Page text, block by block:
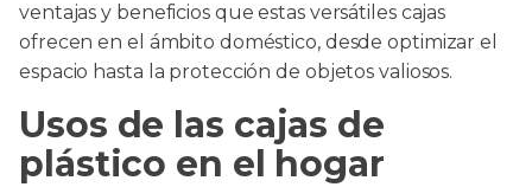
ventajas y beneficios que estas versátiles cajas
ofrecen en el ámbito doméstico, desde optimizar el
espacio hasta la protección de objetos valiosos.
Usos de las cajas de
plástico en el hogar